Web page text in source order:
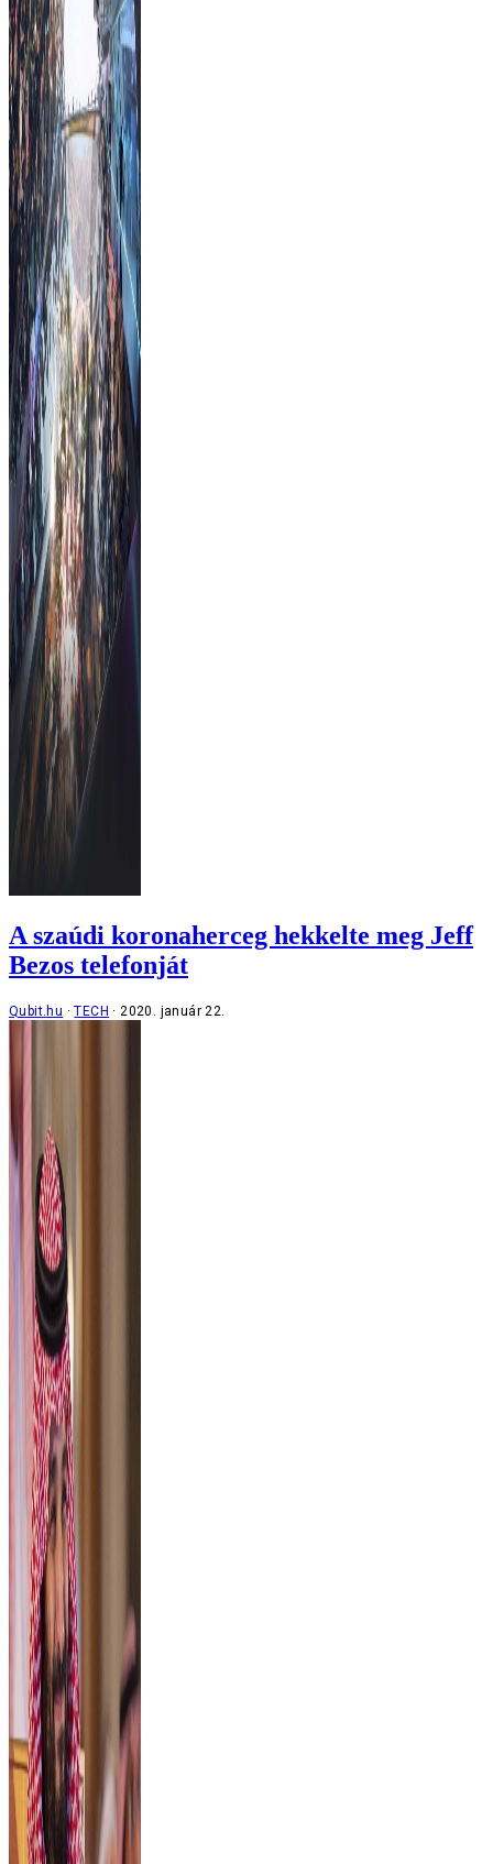
A szaúdi koronaherceg hekkelte meg Jeff
Bezos telefonját
Qubit.hu TECH 2020. január 22.